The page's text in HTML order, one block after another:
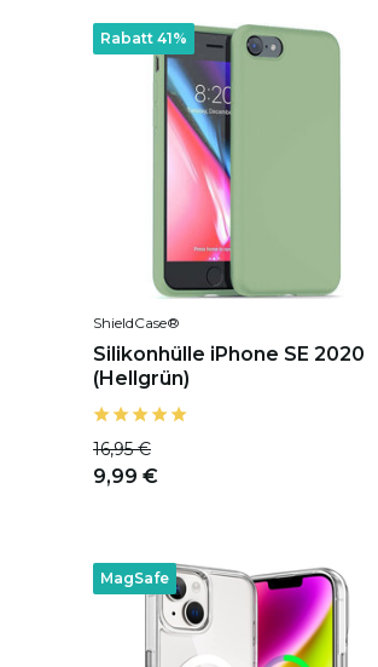
Rabatt 41%
ShieldCase®
Silikonhülle iPhone SE 2020
(Hellgrün)
16,95 €
9,99 €
MagSafe